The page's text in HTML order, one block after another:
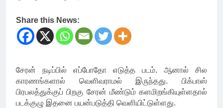
Share this News:
சேரன் நடிப்பில் எப்போதோ எடுத்த படம். ஆனால் சில
காரணங்களால் வெளிவராமல் இருந்தது. பிக்பாஸ்
பிரபலத்துக்குப் பிறகு சேரன் மீண்டும் களமிறங்கியுள்ளதால்
படக்குழு இதனை பயன்படுத்தி வெளியிட்டுள்ளது.